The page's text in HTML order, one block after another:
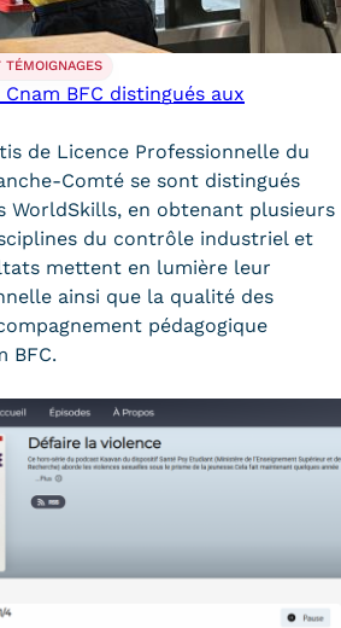
TÉMOIGNAGES
BFC distingués aux
de Licence Professionnelle du
Comté se sont distingués
WorldSkills, en obtenant plusieurs
du contrôle industriel et
mettent en lumière leur
ainsi que la qualité des
pédagogique
BFC.